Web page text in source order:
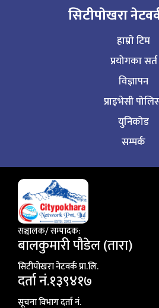
सिटीपाेखरा
हाम्राे टिम
प्रयोगका सर्त
विज्ञापन
प्राइभेसी
युनिकोड
सम्पर्क
सञ्चालक/ सम्पादक:
बालकुमारी पाैडेल (तारा)
सिटीपाेखरा नेटवर्क प्रा.लि.
दर्ता नं.१३९४१७
सूचना विभाग दर्ता नं.